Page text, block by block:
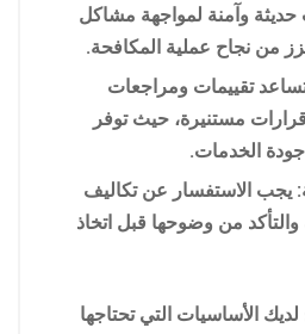
حديثة وآمنة لمواجهة مشاكل
من نجاح عملية المكافحة.
تساعد تقييمات ومراجعات
قرارات مستنيرة، حيث توفر
الخدمات.
يجب الاستفسار عن تكاليف
من وضوحها قبل اتخاذ
الأساسيات التي تحتاجها